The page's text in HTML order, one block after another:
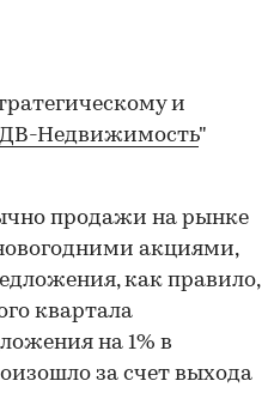
и
Недвижимость"
продажи на рынке
акциями,
как правило,
квартала
на 1% в
за счет выхода